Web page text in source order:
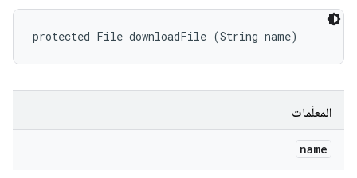
protected File downloadFile (String name)
المعلَمات
name